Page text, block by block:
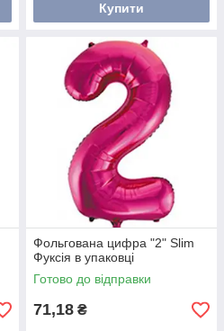
Купити
Фольгована цифра "2" Slim
Фуксія в упаковці
Готово до відправки
71,18 ₴